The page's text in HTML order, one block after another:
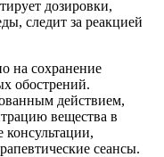
дозировки,
следит за реакцией
на сохранение
обострений.
действием,
вещества в
сеансы.